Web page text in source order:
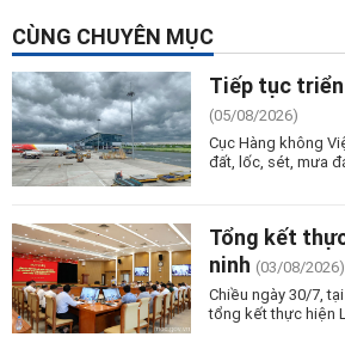
CÙNG CHUYÊN MỤC
Tiếp tục
(05/08/2026)
Cục Hàng không
đất, lốc, sét, mưa
Tổng kết
ninh (03/08/2026)
Chiều ngày 30/7,
tổng kết thực hiện